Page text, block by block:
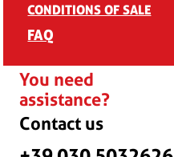
CONDITIONS OF SALE
FAQ
You need
assistance?
Contact us